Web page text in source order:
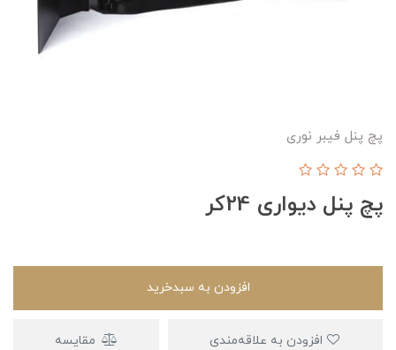
پچ پنل فیبر نوری
پچ پنل دیواری 24کر
افزودن به سبدخرید
مقایسه